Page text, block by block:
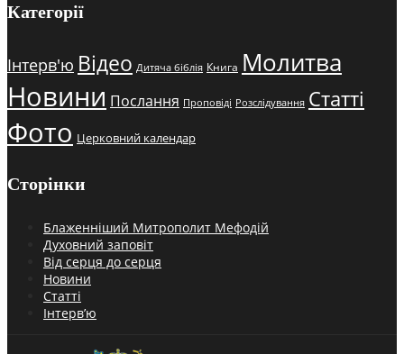
Категорії
Інтерв'ю Відео Дитяча біблія Книга Молитва
Новини Послання Проповіді Розслідування Статті
Фото Церковний календар
Сторінки
Блаженніший Митрополит Мефодій
Духовний заповіт
Від серця до серця
Новини
Статті
Інтерв’ю